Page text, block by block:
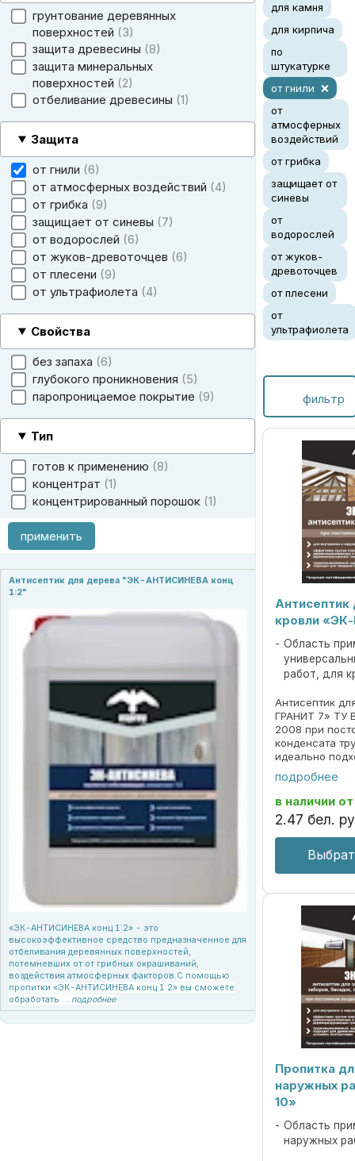
грунтование деревянных
поверхностей
3
защита древесины
8
защита минеральных
поверхностей 2
отбеливание древесины 1
Защита
от гнили 6
от атмосферных воздействий 4
от грибка 9
защищает от синевы
7
от водорослей 6
от жуков-древоточцев 6
от плесени 9
от ультрафиолета 4
Свойства
без запаха 6
глубокого проникновения
5
паропроницаемое покрытие 9
Тип
готов к применению
8
концентрат 1
концентрированный порошок 1
применить
Антисептик для дерева "ЭК-АНТИСИНЕВА конц
1:2"
«ЭК-АНТИСИНЕВА конц 1:2» - это
высокоэффективное средство предназначенное для
отбеливания деревянных поверхностей,
потемневших от от грибных окрашиваний,
воздействия атмосферных факторов.С помощью
пропитки «ЭК-АНТИСИНЕВА конц 1:2» вы сможете
обработать ... подробнее
для камня
для кирпича
по
штукатурке
от гнили
от
атмосферных
воздействий
от грибка
защищает от
синевы
от
водорослей
от жуков-
древоточцев
от плесени
от
ультрафиолета
фильтр
кровли
Область
работ, для
Антисептик
ГРАНИТ 7» ТУ
2008 при
конденсата
идеально
мансард
плесневых,
подробнее
в наличии от
2.47 бел.
Пропитка
наружных
10»
Область
наружных